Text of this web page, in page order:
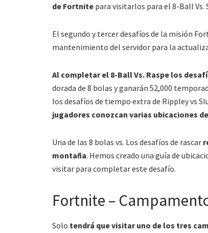
de Fortnite para visitarlos para el 8-Ball Vs.
El segundo y tercer desafíos de la misión
mantenimiento del servidor para la
Al completar el 8-Ball Vs. Raspe los
dorada de 8 bolas y ganarán 52,000
los desafíos de tiempo extra de Rippley vs
jugadores conozcan varias ubicaciones
Una de las 8 bolas vs. Los desafíos de rascar
montaña. Hemos creado una guía de
visitar para completar este desafío.
Fortnite –
Solo tendrá que visitar uno de los tres